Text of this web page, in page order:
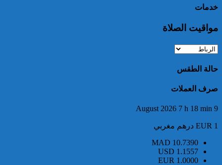
ميناء طنجة المتوسط.. حجز أزيد
توقيف مواطن فرنسي من أصول
خدمات
مواقيت الصلاة
حالة الطقس
صرف العملات
9 August 2026 7 h 18 min
EUR 1 درهم مغربي
MAD 10.7390
USD 1.1557
EUR 1.0000